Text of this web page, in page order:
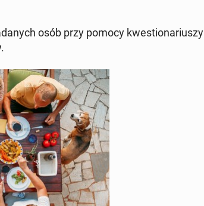
osób przy pomocy kwe­stio­na­riu­szy